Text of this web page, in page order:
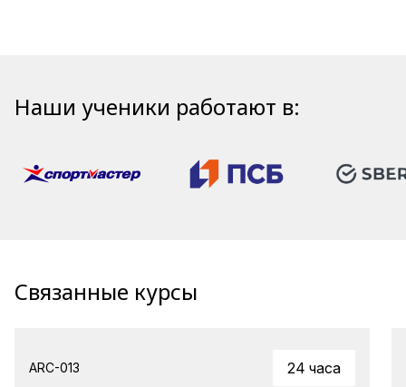
Наши ученики работают в:
Связанные курсы
ARC-013 24 часа